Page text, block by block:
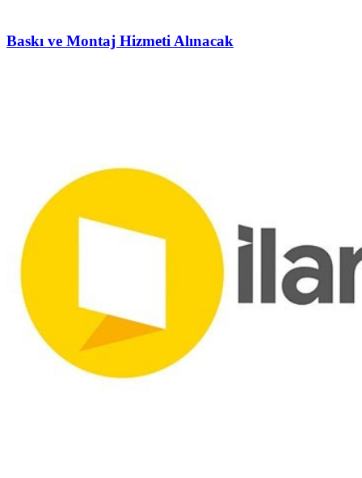
Baskı ve Montaj Hizmeti Alınacak